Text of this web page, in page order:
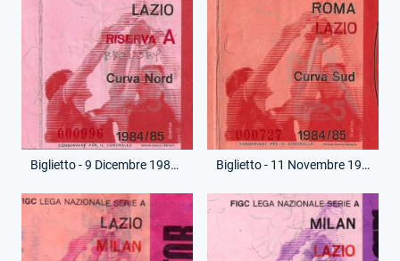
Biglietto - 9 Dicembre 1984 - Amichevole - Lazio-Broendby Biglietto - 11 Novembre 1984 - Campionato Serie A - Roma-Lazio